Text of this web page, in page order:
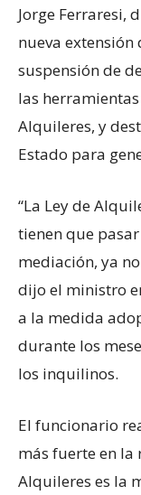
Jorge Ferraresi,
nueva
suspensión de
las
Alquileres, y
Estado para
“La Ley de
tienen que
mediación, ya
dijo el ministro
a la medida
durante los
los inquilinos.
El funcionario
más fuerte en la
Alquileres es la